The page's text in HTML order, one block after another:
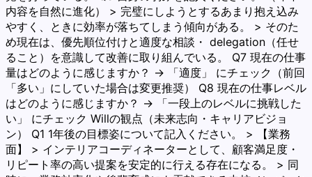
内容を自然に進化） > 完璧にしようとするあまり抱え込み
やすく、ときに効率が落ちてしまう傾向がある。 > そのた
め現在は、優先順位付けと適度な相談・ delegation（任せ
ること）を意識して改善に取り組んでいる。 Q7 現在の仕事
量はどのように感じますか？ → 「適度」 にチェック（前回
「多い」にしていた場合は変更推奨） Q8 現在の仕事レベル
はどのように感じますか？ → 「一段上のレベルに挑戦した
い」 にチェック Willの観点（未来志向・キャリアビジョ
ン） Q1 1年後の目標姿について記入ください。 > 【業務
面】 > インテリアコーディネーターとして、顧客満足度・
リピート率の高い提案を安定的に行える存在になる。 > 同